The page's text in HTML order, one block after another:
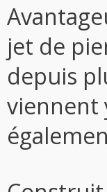
jet de
depuis
viennent